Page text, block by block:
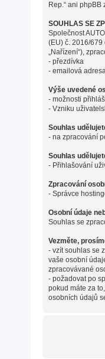
Rep.“ ani
SOUHLAS SE
Společnost
(EU) č. 2016/
„Nařízení“),
- přezdívka
- emailová
Výše uvedené
- možnosti
- Vzniku
Souhlas
- na zpracování
Souhlas
- Přihlašování
Zpracování
- Správce
Osobní údaje
Souhlas se
Vezměte,
- vzít souhlas se
vaše osobní
zpracovávané
- požadovat po
pokud máte za
osobních údajů